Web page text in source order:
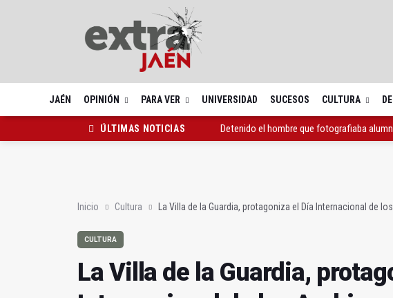
JAÉN OPINIÓN PARA VER UNIVERSIDAD SUCESOS CULTURA
ÚLTIMAS NOTICIAS
Detenido el hombre que fotografiaba
Inicio Cultura La Villa de la Guardia, protagoniza el Día Internacional de
CULTURA
La Villa de la Guardia,